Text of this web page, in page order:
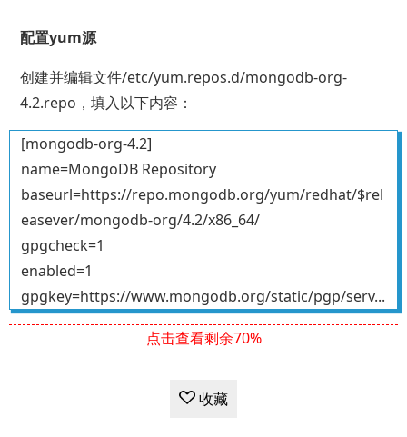
配置yum源
创建并编辑文件/etc/yum.repos.d/mongodb-org-
4.2.repo，填入以下内容：
[mongodb-org-4.2]
name=MongoDB Repository
baseurl=https://repo.mongodb.org/yum/redhat/$rel
easever/mongodb-org/4.2/x86_64/
gpgcheck=1
enabled=1
gpgkey=https://www.mongodb.org/static/pgp/serv...
点击查看剩余70%
收藏